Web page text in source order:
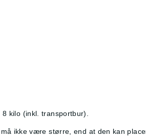
kilo (inkl. transportbur).
ikke være større, end at den kan